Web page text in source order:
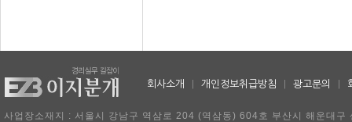
회사소개 개인정보취급방침 광고문의
사업장소재지 : 서울시 강남구 역삼로 204 (역삼동) 604호 부산시 해운대